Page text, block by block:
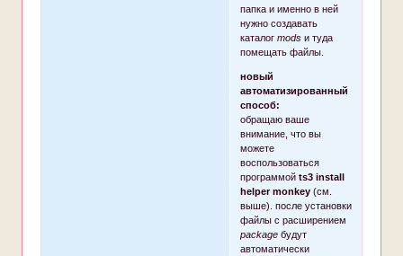
папка и именно в ней
нужно создавать
каталог modsи туда
помещать файлы.
новый
автоматизированный
способ:
обращаю ваше
внимание, что вы
можете
воспользоваться
программой ts3 install
helper monkey(см.
выше). после установки
файлы с расширением
packageбудут
автоматически